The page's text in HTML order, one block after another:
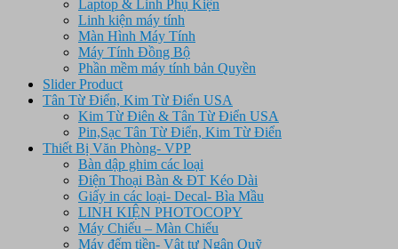
Laptop & Linh Phụ Kiện
Linh kiện máy tính
Màn Hình Máy Tính
Máy Tính Đồng Bộ
Phần mềm máy tính bản Quyền
Slider Product
Tân Từ Điển, Kim Từ Điển USA
Kim Từ Điên & Tân Từ Điển USA
Pin,Sạc Tân Từ Điển, Kim Từ Điển
Thiết Bị Văn Phòng- VPP
Bàn dập ghim các loại
Điện Thoại Bàn & ĐT Kéo Dài
Giấy in các loại- Decal- Bìa Mầu
LINH KIỆN PHOTOCOPY
Máy Chiếu – Màn Chiếu
Máy đếm tiền- Vật tư Ngân Quỹ